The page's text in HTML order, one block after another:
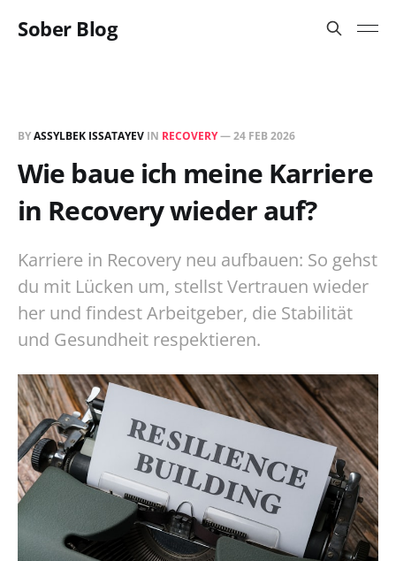
Sober Blog
BYASSYLBEK ISSATAYEV IN RECOVERY—24 FEB 2026
Wie baue ich meine Karriere
in Recovery wieder auf?
Karriere in Recovery neu aufbauen: So gehst
du mit Lücken um, stellst Vertrauen wieder
her und findest Arbeitgeber, die Stabilität
und Gesundheit respektieren.